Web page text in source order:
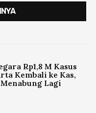
Rp1,8 M Kasus
Kembali ke Kas,
Lagi